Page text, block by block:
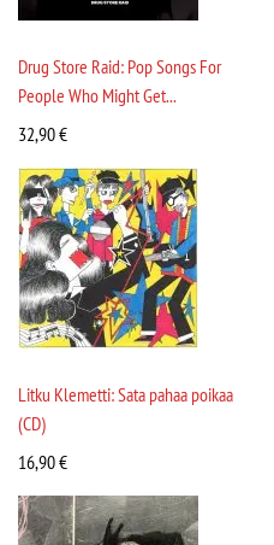
Drug Store Raid: Pop Songs For
People Who Might Get...
32,90€
Litku Klemetti: Sata pahaa poikaa
(CD)
16,90€